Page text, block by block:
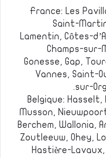
France: Les
Saint-
Lamentin, Côtes-
Champs-sur-
Gonesse, Gap,
Vannes, Saint-
sur-
Belgique:
Musson,
Berchem, Wallonia,
Zoutleeuw, Ohey,
Hastière-